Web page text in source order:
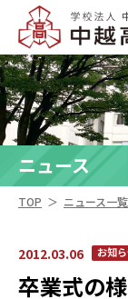
ニュース
TOP ＞ ニュース一覧
2012.03.06 お知
卒業式の